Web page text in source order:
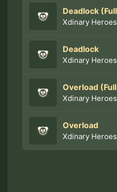
Deadlock
Xdinary Heroes
Deadlock
Xdinary Heroes
Overload
Xdinary Heroes
Overload
Xdinary Heroes